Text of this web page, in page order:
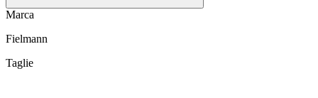
Marca
Fielmann
Taglie